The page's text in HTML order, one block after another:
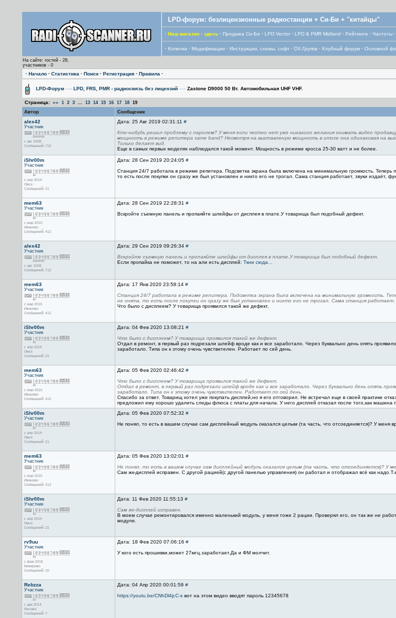
LPD-форум: безлицензионные радиостанции + Си-Би + "китайцы"
· Наш магазин - здесь · Продажа Си-Би · LPD Vector · LPD & PMR Midland · Рейтинги · Частоты ·
· Копилка · Модификации · Инструкции, схемы, софт · DX-Группа · Клубный форум · Основной
На сайте: гостей - 28,
участников - 0
· Начало· Статистика · Поиск· Регистрация· Правила ·
LPD-Форум —› LPD, FRS, PMR - радиосвязь без лицензий —›Zastone D9000 50 Вт. Автомобильная UHF VHF.
Страница: «« 1 2 3... 13 14 15 16 17 18 19
Автор
Сообщение
alex42
Участник
с авг 2008
Сообщений: 712
Дата: 25 Авг 2019 02:31:11 #
Кто-нибудь решил проблему с паролем? У меня если честно нет уже никакого желания снимать видео
мощность в режиме репитера same band? Несмотря на выставленую мощность в итоге она одинаковая на
Только делает вид.
Еще в самых первых моделях наблюдался такой момент. Мощность в режиме кросса 25-30 ватт и не более.
iShr00m
Участник
с апр 2019
Омск
Сообщений: 21
Дата: 28 Сен 2019 20:24:05 #
Станция 24/7 работала в режиме репитера. Подсветка экрана была включена на минимальную громкость. Теперь
то есть после покупки он сразу же был установлен и никто его не трогал. Сама станция работает, звуки издаёт,
mem63
Участник
с мар 2015
Иваново
Сообщений: 412
Дата: 28 Сен 2019 22:28:31 #
Вскройте съемную панель и пропаяйте шлейфы от дисплея в плате.У товарища был подобный дефект.
alex42
Участник
с авг 2008
Сообщений: 712
Дата: 29 Сен 2019 09:26:34 #
Вскройте съемную панель и пропаяйте шлейфы от дисплея в плате.У товарища был подобный дефект.
Если пропайка не поможет, то на али есть дисплей: Ткни сюда...
mem63
Участник
с мар 2015
Иваново
Сообщений: 412
Дата: 17 Янв 2020 23:58:14 #
Станция 24/7 работала в режиме репитера. Подсветка экрана была включена на минимальную громкость.
не снята, то есть после покупки он сразу же был установлен и никто его не трогал. Сама станция
Что было с дисплеем? У товарища проявился такой же дефект.
iShr00m
Участник
с апр 2019
Омск
Сообщений: 21
Дата: 04 Фев 2020 13:08:21 #
Что было с дисплеем? У товарища проявился такой же дефект.
Отдал в ремонт, в первый раз подрезали шлейф вроде как и все заработало. Через буквально день опять
заработало. Типа он к этому очень чувствителен. Работает по сей день.
mem63
Участник
с мар 2015
Иваново
Сообщений: 412
Дата: 05 Фев 2020 02:46:42 #
Что было с дисплеем? У товарища проявился такой же дефект.
Отдал в ремонт, в первый раз подрезали шлейф вроде как и все заработало. Через буквально день опять
заработало. Типа он к этому очень чувствителен. Работает по сей день.
Спасибо за ответ. Товарищ хотел уже покупать дисплей,но я его отговорил. Не встречал еще в своей практике
предложил ему хорошо удалить следы флюса с платы для начала. У него дисплей отказал после того,как машина
iShr00m
Участник
с апр 2019
Омск
Сообщений: 21
Дата: 05 Фев 2020 07:52:32 #
Не понял, то есть в вашем случае сам дисплейный модуль оказался целым (та часть, что отсоединяется)? У меня
mem63
Участник
с мар 2015
Иваново
Сообщений: 412
Дата: 05 Фев 2020 13:02:01 #
Не понял, то есть в вашем случае сам дисплейный модуль оказался целым (та часть, что отсоединяется)? У
Сам жк-дисплей исправен. С другой рацией(с другой панелью управления) он работал и отображал всё как
iShr00m
Участник
с апр 2019
Омск
Сообщений: 21
Дата: 11 Фев 2020 11:55:13 #
Сам жк-дисплей исправен.
В моем случае ремонтировался именно маленький модуль, у меня тоже 2 рации. Проверял его, он так же не
модуле.
rv9uu
Участник
с фев 2018
Кемерово
Сообщений: 10
Дата: 18 Фев 2020 07:06:16 #
У кого есть прошивки,может 27мгц.заработает.Да и ФМ молчит.
Rebzza
Участник
с дек 2014
Москва
Сообщений: 7
Дата: 04 Апр 2020 00:01:59 #
https://youtu.be/CNhDl4jcC-sвот на этом видео вводят пароль 12345678